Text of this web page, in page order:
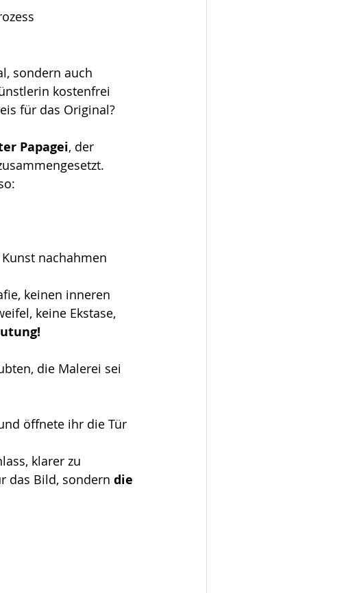
sondern auch
kostenfrei
für das Original?
Papagei, der
nachahmen
keinen inneren
keine Ekstase,
die Malerei sei
öffnete ihr die Tür
klarer zu
das Bild, sondern die